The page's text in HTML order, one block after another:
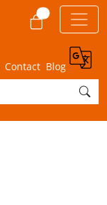
Contact Blog